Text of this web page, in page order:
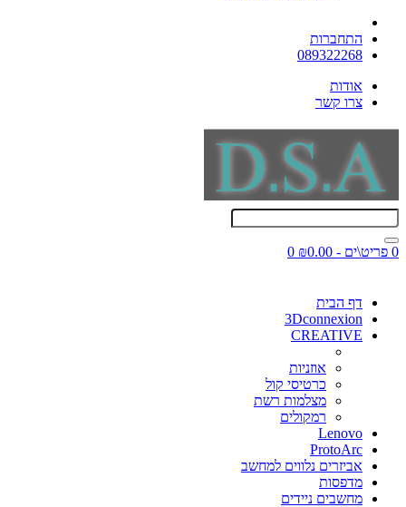
התחברות
089322268
אודות
צרו קשר
0 פריט\ים - ₪0.00 0
דף הבית
3Dconnexion
CREATIVE
אוזניות
כרטיסי קול
מצלמות רשת
רמקולים
Lenovo
ProtoArc
אביזרים נלווים למחשב
מדפסות
מחשבים ניידים